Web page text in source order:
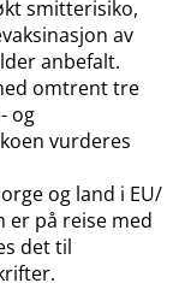
smitterisiko,
av
anbefalt.
omtrent tre
og
vurderes
og land i EU​/​
er på reise med
det til